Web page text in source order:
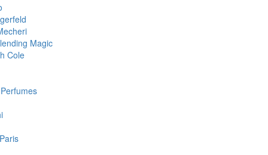
Magic
Cole